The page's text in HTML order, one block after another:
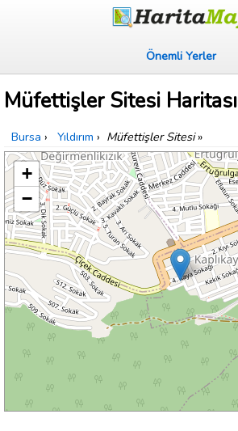
Önemli Yerler
Müfettişler Sitesi Haritası
Bursa › Yıldırım › Müfettişler Sitesi»
+
−